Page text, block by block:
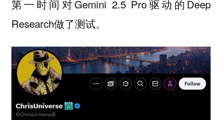
第一时间对Gemini 2.5 Pro驱动的Deep
Research做了测试。